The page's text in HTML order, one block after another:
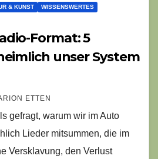
& KUNST
WISSENSWERTES
Format: 5
unser System
ETTEN
gefragt, warum wir im Auto
Lieder mitsummen, die im
Versklavung, den Verlust